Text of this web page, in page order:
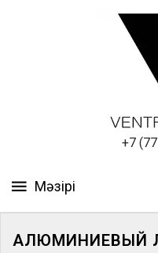
+7
ПАНЕЛИ
АЛЮМИНИЕВЫЙ